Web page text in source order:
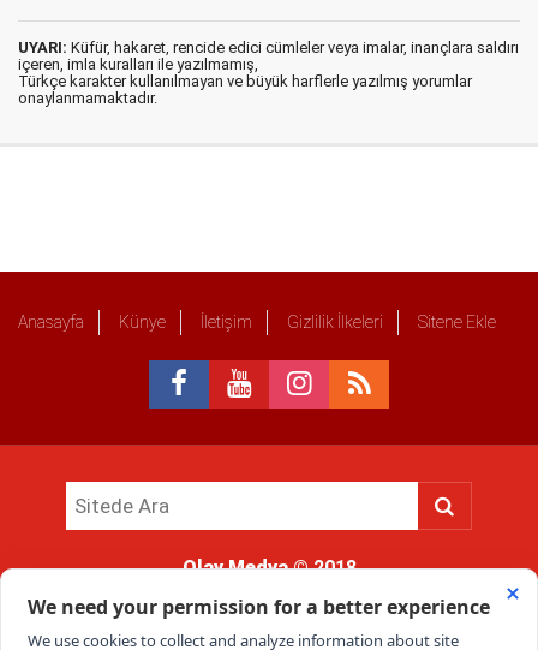
UYARI: Küfür, hakaret, rencide edici cümleler veya imalar, inançlara saldırı
içeren, imla kuralları ile yazılmamış,
Türkçe karakter kullanılmayan ve büyük harflerle yazılmış yorumlar
onaylanmamaktadır.
Anasayfa Künye İletişim Gizlilik İlkeleri Sitene Ekle
Olay Medya© 2018
kullanımı hukuki yaptırıma tabidir.